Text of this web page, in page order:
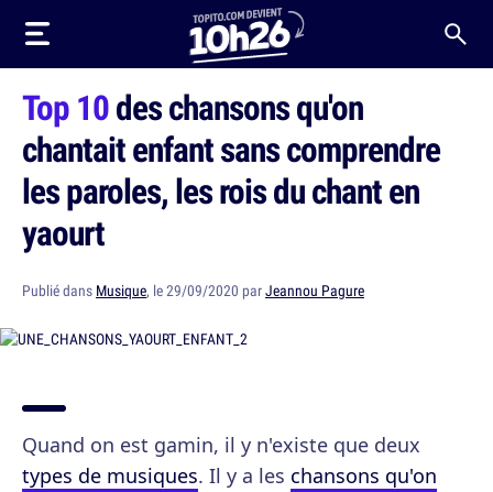
Top 10des chansons qu'on
chantait enfant sans comprendre
les paroles, les rois du chant en
yaourt
Publié dans Musique, le 29/09/2020 parJeannou Pagure
Quand on est gamin, il y n'existe que deux
types de musiques. Il y a les chansons qu'on